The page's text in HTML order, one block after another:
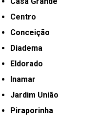
Centro
Conceição
Diadema
Eldorado
Inamar
Jardim União
Piraporinha